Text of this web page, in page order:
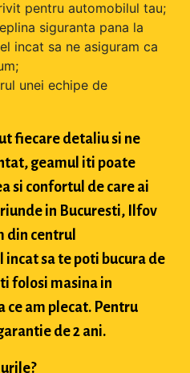
pentru automobilul tau;
siguranta pana la
incat sa ne asiguram ca
unei echipe de
fiecare detaliu si ne
geamul iti poate
si confortul de care ai
in Bucuresti, Ilfov
din centrul
incat sa te poti bucura de
folosi masina in
am plecat. Pentru
de 2 ani.